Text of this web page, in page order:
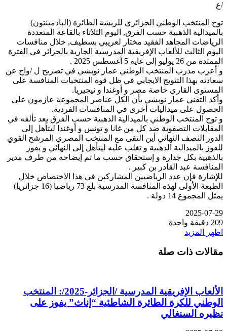
/ع
توج المنتخب الوطني الجزائري للريشة الطائرة (البادمينتون)
بالميدالية الذهبية حسب الفرق, اليوم الثلاثاء بالقاعة المتعددة
الرياضات المجاهد الفقيد مختار لعريبي بسطيف, خلال منافسات
اليوم الثالث للألعاب الإفريقية المدرسية الجارية بالجزائر في الفترة
الممتدة من 26 يوليو إلى غاية 5 أغسطس 2025 .
و أعرب مدرب المنتخب الوطني عمار نوبشي في تصريح ل /واج عن
سعادته بهذا التتويج الايجابي في ظل قوة المنتخبات المنافسة على
المستوى القاري خاصة مصر و أوغندا و نيجيريا.
وأكد التقني عمار نوبشي بأن الكل عناصر المجموعة عازمون على
الحصول على ميداليات أخرى في المنافسات الفردية.
و توج المنتخب الوطني بالميدالية الذهبية حسب الفرق بعد تألقه في
المقابلات التصفوية ضد كل من غانا و تونس و أوغندا ليتأهل إلى
الدور النصف النهائي أين التقى مع المنتخب المصري المرشح القوي
للفوز بالميدالية الذهبية و تغلب عليه ليتأهل إلى النهائي و يفوز
بالذهبية بكل جدارة و إستحقاق حسب ما تم إيضاحه من طرف مدير
المنافسة عبد القادر بن كبير .
للإشارة فإن عدد الرياضيين المشاركين في هذا الاختصاص خلال
الطبعة الأولى لهذه المنافسة المدرسية بلغ 73 رياضيا (16 جزائريا)
يمثل المجموع 14 دولة .
2025-07-29
209 دقيقة واحدة
اظهر المزيد
مقالات ذات صلة
الألعاب الإفريقية المدرسية /الجزائر-2025/: المنتخب
الوطني للكرة الطائرة الشاطئية “إناث” يفوز على
نظيره السنغالي